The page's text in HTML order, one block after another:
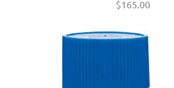
$165.00